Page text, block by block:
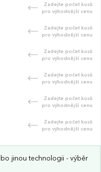
Zadejte počet kusů
pro výhodnější cenu
Zadejte počet kusů
pro výhodnější cenu
Zadejte počet kusů
pro výhodnější cenu
Zadejte počet kusů
pro výhodnější cenu
Zadejte počet kusů
pro výhodnější cenu
Zadejte počet kusů
pro výhodnější cenu
jinou technologii - výběr